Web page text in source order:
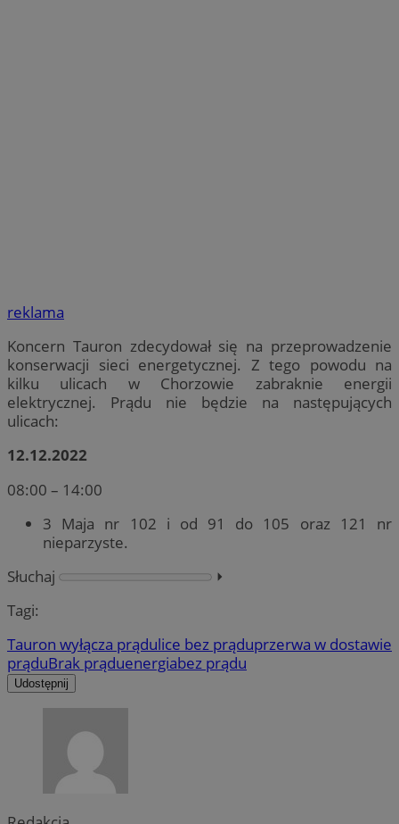
reklama
Koncern Tauron zdecydował się na przeprowadzenie
konserwacji sieci energetycznej. Z tego powodu na
kilku ulicach w Chorzowie zabraknie energii
elektrycznej. Prądu nie będzie na następujących
ulicach:
12.12.2022
08:00 – 14:00
3 Maja nr 102 i od 91 do 105 oraz 121 nr
nieparzyste.
Słuchaj
⏵︎
Tagi:
Tauron wyłącza prądulice bez prąduprzerwa w dostawie
prąduBrak prąduenergiabez prądu
Udostępnij